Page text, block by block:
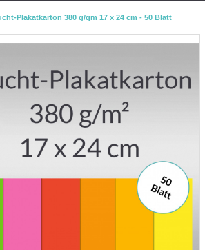
Plakatkarton 380 g/qm 17 x 24 cm - 50 Blatt